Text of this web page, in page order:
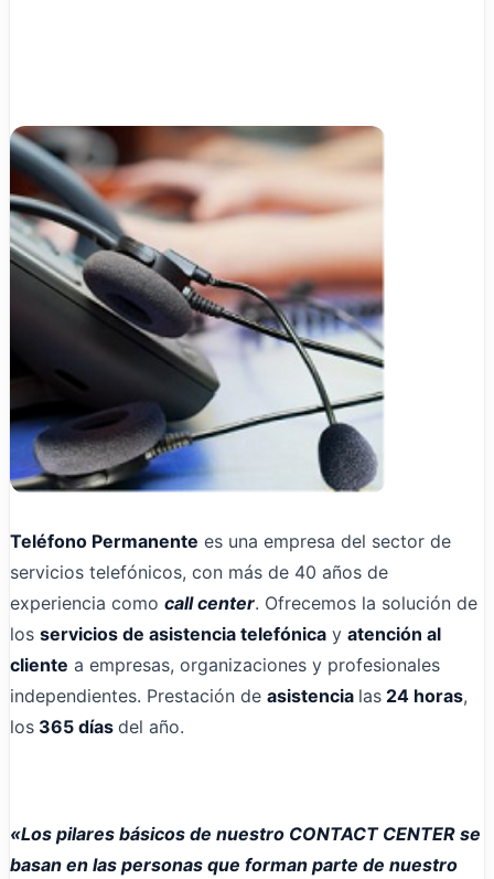
Teléfono Permanente es una empresa del sector de
servicios telefónicos, con más de 40 años de
experiencia como call center. Ofrecemos la solución de
los servicios de asistencia telefónica y atención al
cliente a empresas, organizaciones y profesionales
independientes. Prestación de asistencia las 24 horas,
los 365 días del año.
«Los pilares básicos de nuestro CONTACT CENTER se
basan en las personas que forman parte de nuestro